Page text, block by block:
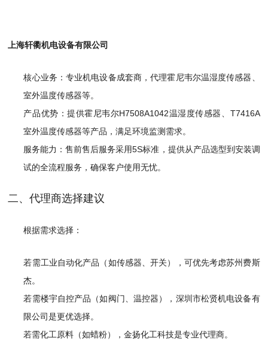
上海轩衢机电设备有限公司
核心业务：专业机电设备成套商，代理霍尼韦尔温湿度传感器、
室外温度传感器等。
产品优势：提供霍尼韦尔H7508A1042温湿度传感器、T7416A
室外温度传感器等产品，满足环境监测需求。
服务能力：售前售后服务采用5S标准，提供从产品选型到安装调
试的全流程服务，确保客户使用无忧。
二、代理商选择建议
根据需求选择：
若需工业自动化产品（如传感器、开关），可优先考虑苏州费斯
杰。
若需楼宇自控产品（如阀门、温控器），深圳市松贤机电设备有
限公司是更优选择。
若需化工原料（如蜡粉），金扬化工科技是专业代理商。